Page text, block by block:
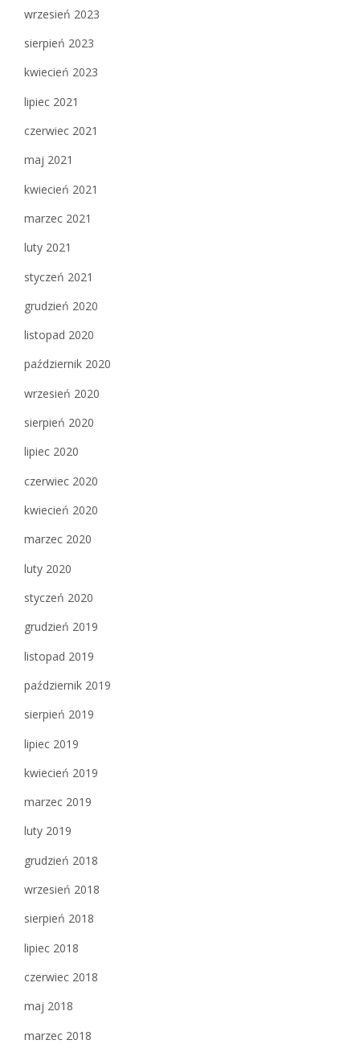
wrzesień 2023
sierpień 2023
kwiecień 2023
lipiec 2021
czerwiec 2021
maj 2021
kwiecień 2021
marzec 2021
luty 2021
styczeń 2021
grudzień 2020
listopad 2020
październik 2020
wrzesień 2020
sierpień 2020
lipiec 2020
czerwiec 2020
kwiecień 2020
marzec 2020
luty 2020
styczeń 2020
grudzień 2019
listopad 2019
październik 2019
sierpień 2019
lipiec 2019
kwiecień 2019
marzec 2019
luty 2019
grudzień 2018
wrzesień 2018
sierpień 2018
lipiec 2018
czerwiec 2018
maj 2018
marzec 2018